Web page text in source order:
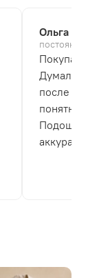
Ольга
постоянный
Покупала
Думала,
после
понятно,
Подошва не
аккуратно.